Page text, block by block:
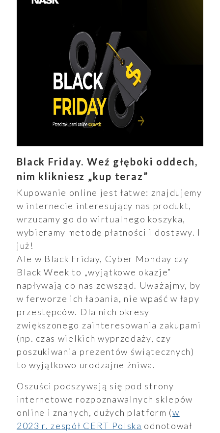
Black Friday. Weź głęboki oddech,
nim klikniesz „kup teraz”
Kupowanie online jest łatwe: znajdujemy
w internecie interesujący nas produkt,
wrzucamy go do wirtualnego koszyka,
wybieramy metodę płatności i dostawy. I
już!
Ale w Black Friday, Cyber Monday czy
Black Week to „wyjątkowe okazje”
napływają do nas zewsząd. Uważajmy, by
w ferworze ich łapania, nie wpaść w łapy
przestępców. Dla nich okresy
zwiększonego zainteresowania zakupami
(np. czas wielkich wyprzedaży, czy
poszukiwania prezentów świątecznych)
to wyjątkowo urodzajne żniwa.
Oszuści podszywają się pod strony
internetowe rozpoznawalnych sklepów
online i znanych, dużych platform (w
2023 r. zespół CERT Polska odnotował